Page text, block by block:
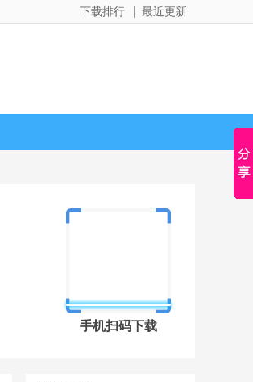
最近更新
下载排行
手机扫码下载